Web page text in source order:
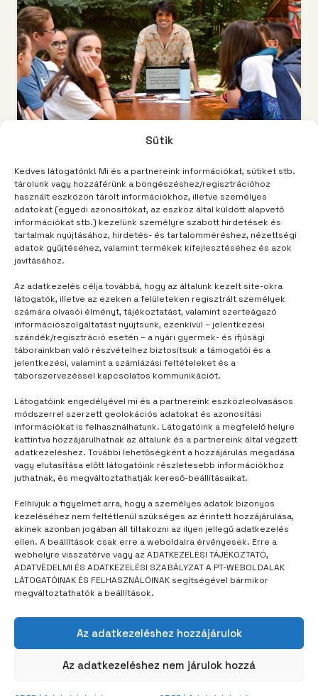
Sütik
Kedves látogatónk! Mi és a partnereink információkat, sütiket stb.
tárolunk vagy hozzáférünk a böngészéshez/regisztrációhoz
használt eszközön tárolt információkhoz, illetve személyes
adatokat (egyedi azonosítókat, az eszköz által küldött alapvető
információkat stb.) kezelünk személyre szabott hirdetések és
tartalmak nyújtásához, hirdetés- és tartalomméréshez, nézettségi
adatok gyűjtéséhez, valamint termékek kifejlesztéséhez és azok
javításához.
Az adatkezelés célja továbbá, hogy az általunk kezelt site-okra
látogatók, illetve az ezeken a felületeken regisztrált személyek
számára olvasói élményt, tájékoztatást, valamint szerteágazó
információszolgáltatást nyújtsunk, ezenkívül – jelentkezési
szándék/regisztráció esetén – a nyári gyermek- és ifjúsági
táborainkban való részvételhez biztosítsuk a támogatói és a
jelentkezési, valamint a számlázási feltételeket és a
táborszervezéssel kapcsolatos kommunikációt.
Látogatóink engedélyével mi és a partnereink eszközleolvasásos
módszerrel szerzett geolokációs adatokat és azonosítási
információkat is felhasználhatunk. Látogatóink a megfelelő helyre
kattintva hozzájárulhatnak az általunk és a partnereink által végzett
adatkezeléshez. További lehetőségként a hozzájárulás megadása
vagy elutasítása előtt látogatóink részletesebb információkhoz
juthatnak, és megváltoztathatják kereső-beállításaikat.
Felhívjuk a figyelmet arra, hogy a személyes adatok bizonyos
kezeléséhez nem feltétlenül szükséges az érintett hozzájárulása,
akinek azonban jogában áll tiltakozni az ilyen jellegű adatkezelés
ellen. A beállítások csak erre a weboldalra érvényesek. Erre a
webhelyre visszatérve vagy az ADATKEZELÉSI TÁJÉKOZTATÓ,
ADATVÉDELMI ÉS ADATKEZELÉSI SZABÁLYZAT A PT-WEBOLDALAK
LÁTOGATÓINAK ÉS FELHASZNÁLÓINAK segítségével bármikor
megváltoztathatók a beállítások.
Az adatkezeléshez hozzájárulok
Az adatkezeléshez nem járulok hozzá
TÁBORUNK 2 év telt el
Segítség, elszabadult egy gyík!
TÁBORUNK 3 év telt el
A tábor mint ön- és társismereti
utazás